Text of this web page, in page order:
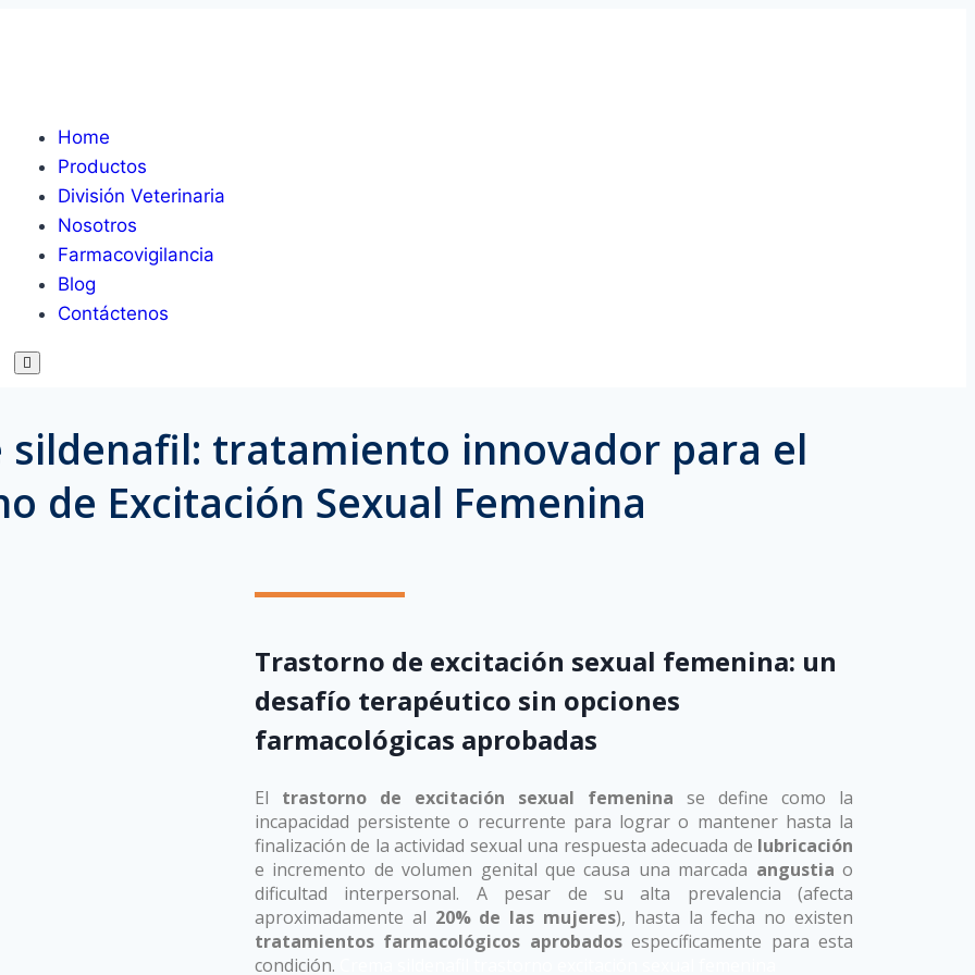
Home
Productos
División Veterinaria
Nosotros
Farmacovigilancia
Blog
Contáctenos
Hamburger Toggle Menu
sildenafil: tratamiento innovador para el
de Excitación Sexual Femenina
sexual femenina
Trastorno de excitación sexual femenina: un
desafío terapéutico sin opciones
farmacológicas aprobadas
El trastorno de excitación sexual femenina se define como la
incapacidad persistente o recurrente para lograr o mantener hasta la
finalización de la actividad sexual una respuesta adecuada de lubricación
e incremento de volumen genital que causa una marcada angustia o
dificultad interpersonal. A pesar de su alta prevalencia (afecta
aproximadamente al 20% de las mujeres), hasta la fecha no existen
tratamientos farmacológicos aprobadosespecíficamente para esta
condición.